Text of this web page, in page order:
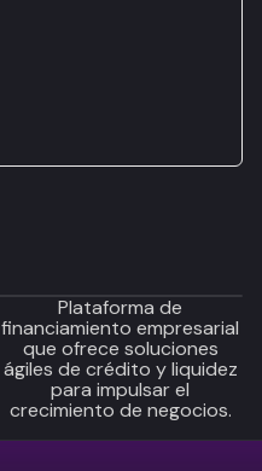
Plataforma de
financiamiento empresarial
que ofrece soluciones
ágiles de crédito y liquidez
para impulsar el
crecimiento de negocios.